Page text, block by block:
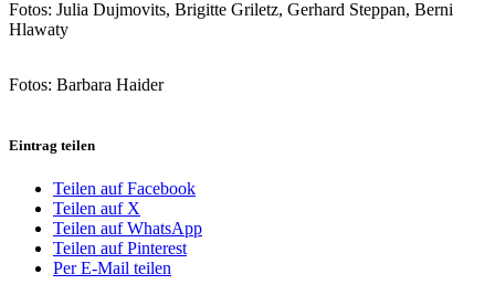
Fotos: Julia Dujmovits, Brigitte Griletz, Gerhard Steppan, Berni
Hlawaty
Fotos: Barbara Haider
Eintrag teilen
Teilen auf Facebook
Teilen auf X
Teilen auf WhatsApp
Teilen auf Pinterest
Per E-Mail teilen